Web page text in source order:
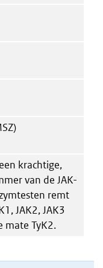
krachtige,
van de JAK-
remt
JAK2, JAK3
mate TyK2.